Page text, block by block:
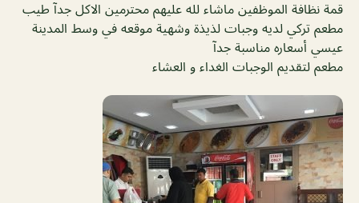
قمة نظافة الموظفين ماشاء لله عليهم محترمين الاكل جدآ طيب
مطعم تركي لديه وجبات لذيذة وشهية موقعه في وسط المدينة
عيسي أسعاره مناسبة جدآ
مطعم لتقديم الوجبات الغداء و العشاء